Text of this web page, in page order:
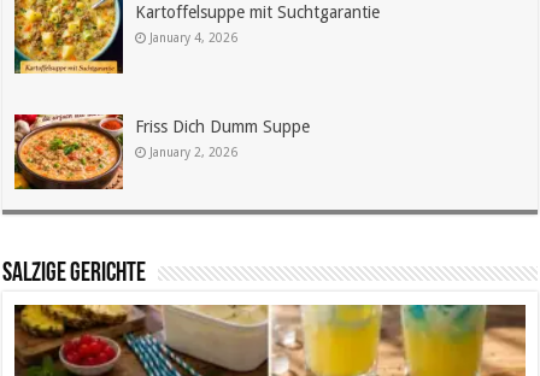
Kartoffelsuppe mit Suchtgarantie
January 4, 2026
Friss Dich Dumm Suppe
January 2, 2026
SALZIGE GERICHTE